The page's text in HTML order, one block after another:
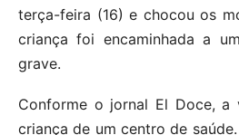
terça-feira (16) e chocou os
criança foi encaminhada a
grave.
Conforme o jornal El Doce,
criança de um centro de